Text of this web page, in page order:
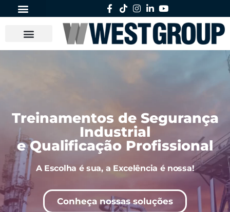
Treinamentos de Segurança
Industrial
e Qualificação Profissional
A Escolha é sua, a Excelência é nossa!
Conheça nossas soluções